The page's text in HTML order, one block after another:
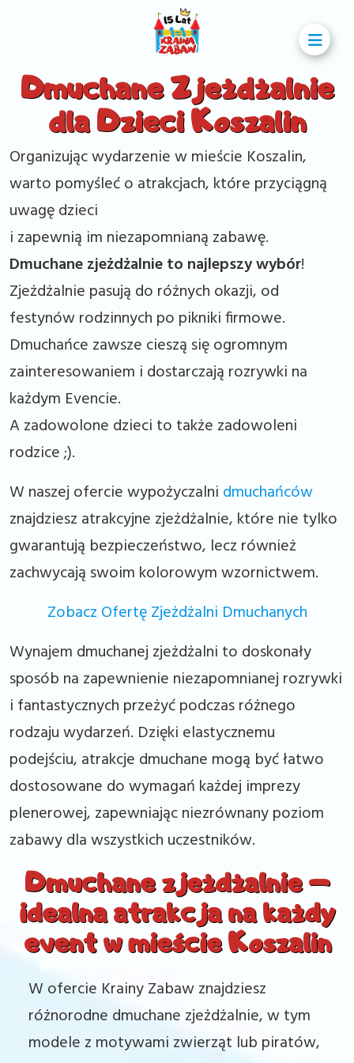
Dmuchane Zjeżdżalnie
dla Dzieci Koszalin
Organizując wydarzenie w mieście Koszalin,
warto pomyśleć o atrakcjach, które przyciągną
uwagę dzieci
i zapewnią im niezapomnianą zabawę.
Dmuchane zjeżdżalnie to najlepszy wybór!
Zjeżdżalnie pasują do różnych okazji, od
festynów rodzinnych po pikniki firmowe.
Dmuchańce zawsze cieszą się ogromnym
zainteresowaniem i dostarczają rozrywki na
każdym Evencie.
A zadowolone dzieci to także zadowoleni
rodzice ;).
W naszej ofercie wypożyczalni dmuchańców
znajdziesz atrakcyjne zjeżdżalnie, które nie tylko
gwarantują bezpieczeństwo, lecz również
zachwycają swoim kolorowym wzornictwem.
Zobacz Ofertę Zjeżdżalni Dmuchanych
Wynajem dmuchanej zjeżdżalni to doskonały
sposób na zapewnienie niezapomnianej rozrywki
i fantastycznych przeżyć podczas różnego
rodzaju wydarzeń. Dzięki elastycznemu
podejściu, atrakcje dmuchane mogą być łatwo
dostosowane do wymagań każdej imprezy
plenerowej, zapewniając niezrównany poziom
zabawy dla wszystkich uczestników.
Dmuchane zjeżdżalnie –
idealna atrakcja na każdy
event w mieście Koszalin
W ofercie Krainy Zabaw znajdziesz
różnorodne dmuchane zjeżdżalnie, w tym
modele z motywami zwierząt lub piratów,